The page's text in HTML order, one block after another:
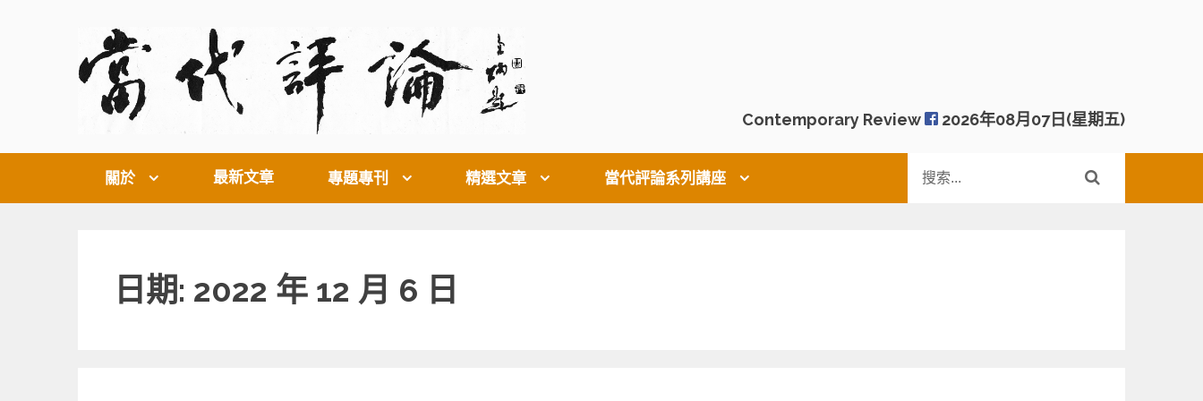
Contemporary Review 2026年08月07日(星期五)
關於 最新文章 專題專刊 精選文章 當代評論系列講座
日期: 2022 年 12 月 6 日